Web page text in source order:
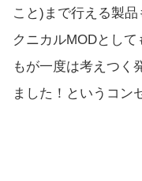
こと)まで行える製
クニカルMODとし
もが一度は考えつく
ました！というコン